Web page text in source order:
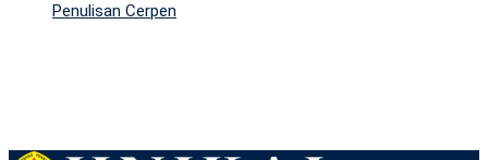
Penulisan Cerpen